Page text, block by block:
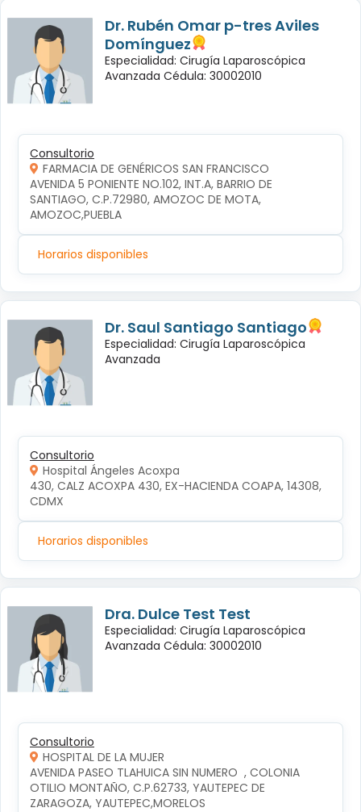
Dr. Rubén Omar p-tres Aviles
Domínguez
Especialidad: Cirugía Laparoscópica
Avanzada Cédula: 30002010
Consultorio
FARMACIA DE GENÉRICOS SAN FRANCISCO
AVENIDA 5 PONIENTE NO.102, INT.A, BARRIO DE
SANTIAGO, C.P.72980, AMOZOC DE MOTA,
AMOZOC,PUEBLA
Horarios disponibles
Dr. Saul Santiago Santiago
Especialidad: Cirugía Laparoscópica
Avanzada
Consultorio
Hospital Ángeles Acoxpa
430, CALZ ACOXPA 430, EX-HACIENDA COAPA, 14308,
CDMX
Horarios disponibles
Dra. Dulce Test Test
Especialidad: Cirugía Laparoscópica
Avanzada Cédula: 30002010
Consultorio
HOSPITAL DE LA MUJER
AVENIDA PASEO TLAHUICA SIN NUMERO  , COLONIA
OTILIO MONTAÑO, C.P.62733, YAUTEPEC DE
ZARAGOZA, YAUTEPEC,MORELOS